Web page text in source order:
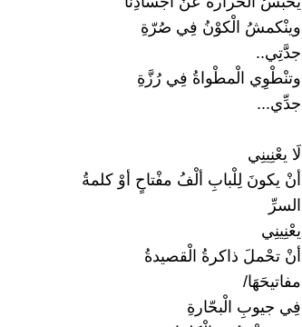
وينْكمشُ الْكوْنُ فِي صُرّةِ
جدَّتِي..
وتنْطْوِي الْمطْواةُ فِي رُزَّةِ
جدِّي...
لَا يعْنِينِي
أنْ يكونَ لِلْبابِ ألْفُ مفْتاحٍ أوْ كلمةُ
السرِّ
يعْنِينِي
أنْ تحْملَ ذاكرةُ الْقصيدةُ
مفاتيحَهَا/
فِي جيوبِ الْبحّارةِ